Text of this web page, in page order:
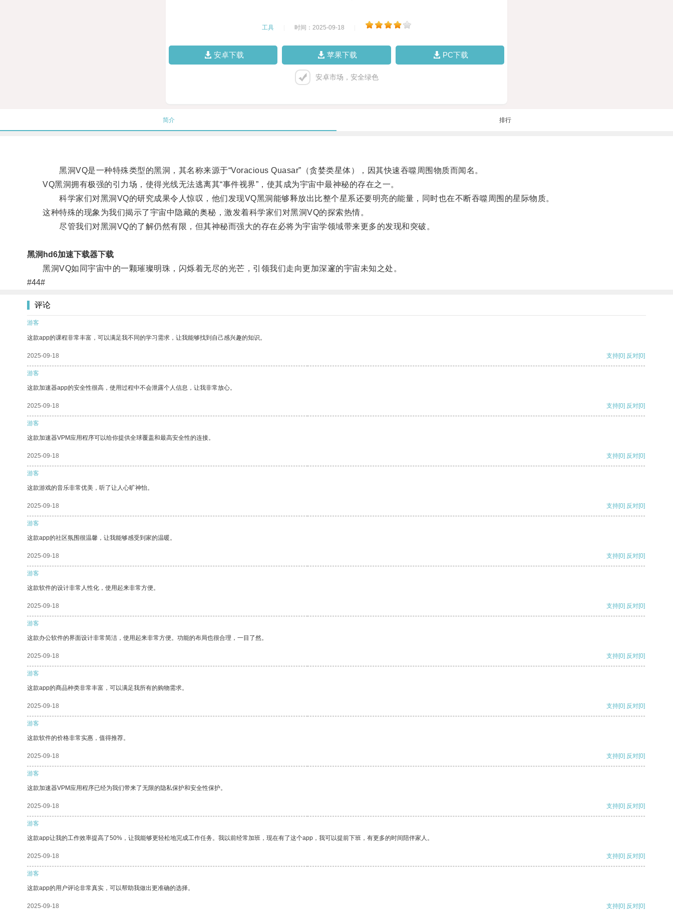
工具 时间：2025-09-18
安卓下载 苹果下载 PC下载
安卓市场，安全绿色
简介 排行
黑洞VQ是一种特殊类型的黑洞，其名称来源于“Voracious Quasar”（贪婪类星体），因其快速吞噬周围物质而闻名。
VQ黑洞拥有极强的引力场，使得光线无法逃离其“事件视界”，使其成为宇宙中最神秘的存在之一。
科学家们对黑洞VQ的研究成果令人惊叹，他们发现VQ黑洞能够释放出比整个星系还要明亮的能量，同时也在不断吞噬周围的星际物质。
这种特殊的现象为我们揭示了宇宙中隐藏的奥秘，激发着科学家们对黑洞VQ的探索热情。
尽管我们对黑洞VQ的了解仍然有限，但其神秘而强大的存在必将为宇宙学领域带来更多的发现和突破。
黑洞hd6加速下载器下载
黑洞VQ如同宇宙中的一颗璀璨明珠，闪烁着无尽的光芒，引领我们走向更加深邃的宇宙未知之处。
#44#
评论
游客
这款app的课程非常丰富，可以满足我不同的学习需求，让我能够找到自己感兴趣的知识。
2025-09-18 支持[0] 反对[0]
游客
这款加速器app的安全性很高，使用过程中不会泄露个人信息，让我非常放心。
2025-09-18 支持[0] 反对[0]
游客
这款加速器VPM应用程序可以给你提供全球覆盖和最高安全性的连接。
2025-09-18 支持[0] 反对[0]
游客
这款游戏的音乐非常优美，听了让人心旷神怡。
2025-09-18 支持[0] 反对[0]
游客
这款app的社区氛围很温馨，让我能够感受到家的温暖。
2025-09-18 支持[0] 反对[0]
游客
这款软件的设计非常人性化，使用起来非常方便。
2025-09-18 支持[0] 反对[0]
游客
这款办公软件的界面设计非常简洁，使用起来非常方便。功能的布局也很合理，一目了然。
2025-09-18 支持[0] 反对[0]
游客
这款app的商品种类非常丰富，可以满足我所有的购物需求。
2025-09-18 支持[0] 反对[0]
游客
这款软件的价格非常实惠，值得推荐。
2025-09-18 支持[0] 反对[0]
游客
这款加速器VPM应用程序已经为我们带来了无限的隐私保护和安全性保护。
2025-09-18 支持[0] 反对[0]
游客
这款app让我的工作效率提高了50%，让我能够更轻松地完成工作任务。我以前经常加班，现在有了这个app，我可以提前下班，有更多的时间陪伴家人。
2025-09-18 支持[0] 反对[0]
游客
这款app的用户评论非常真实，可以帮助我做出更准确的选择。
2025-09-18 支持[0] 反对[0]